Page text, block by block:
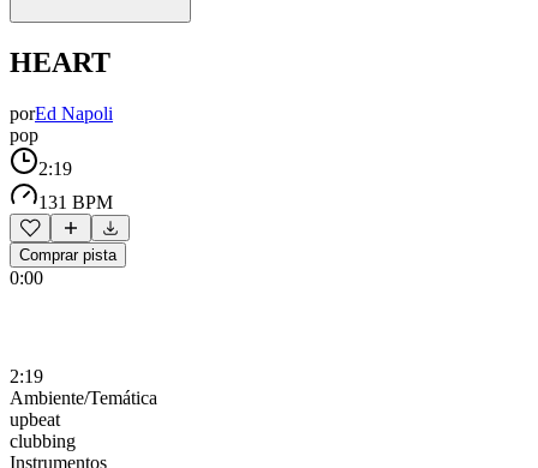
HEART
porEd Napoli
pop
2:19
131 BPM
Comprar pista
0:00
2:19
Ambiente/Temática
upbeat
clubbing
Instrumentos